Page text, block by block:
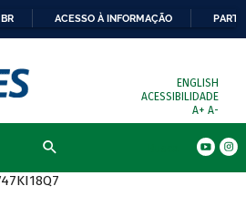
ACESSO À INFORMAÇÃO
ENGLISH
ACESSIBILIDADE
A+ A-